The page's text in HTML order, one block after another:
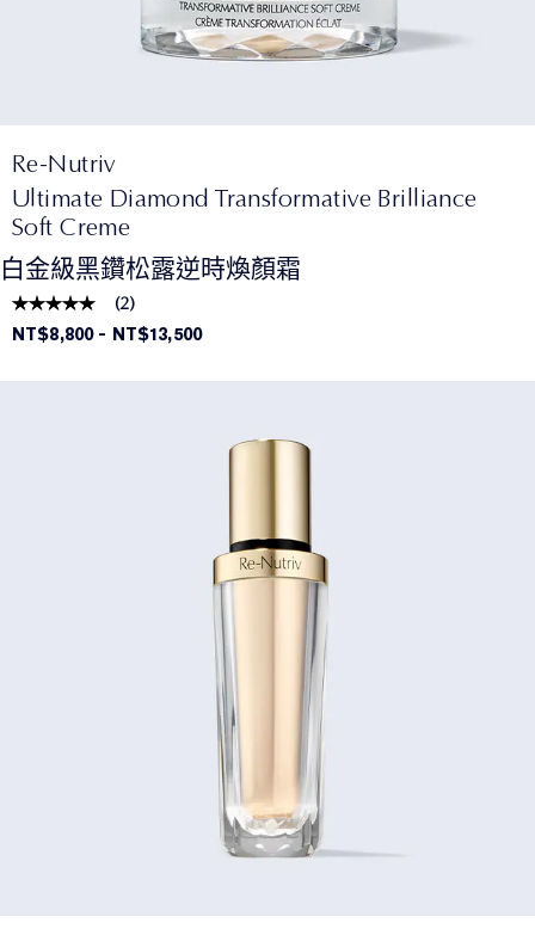
Re-Nutriv
Ultimate Diamond Transformative Brilliance
Soft Creme
白金級黑鑽松露逆時煥顏霜
(2)
NT$8,800- NT$13,500